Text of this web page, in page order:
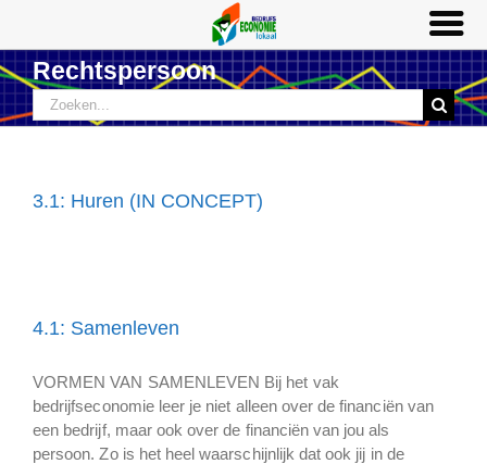
Ga
naar
inhoud
Rechtspersoon
Zoeken
naar:
3.1: Huren (IN CONCEPT)
4.1: Samenleven
VORMEN VAN SAMENLEVEN Bij het vak
bedrijfseconomie leer je niet alleen over de financiën van
een bedrijf, maar ook over de financiën van jou als
persoon. Zo is het heel waarschijnlijk dat ook jij in de